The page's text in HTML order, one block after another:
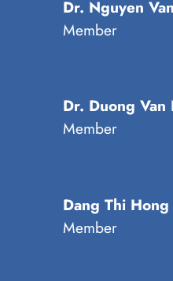
Dr. Nguyen
Member
Dr. Duong Van
Member
Dang Thi
Member